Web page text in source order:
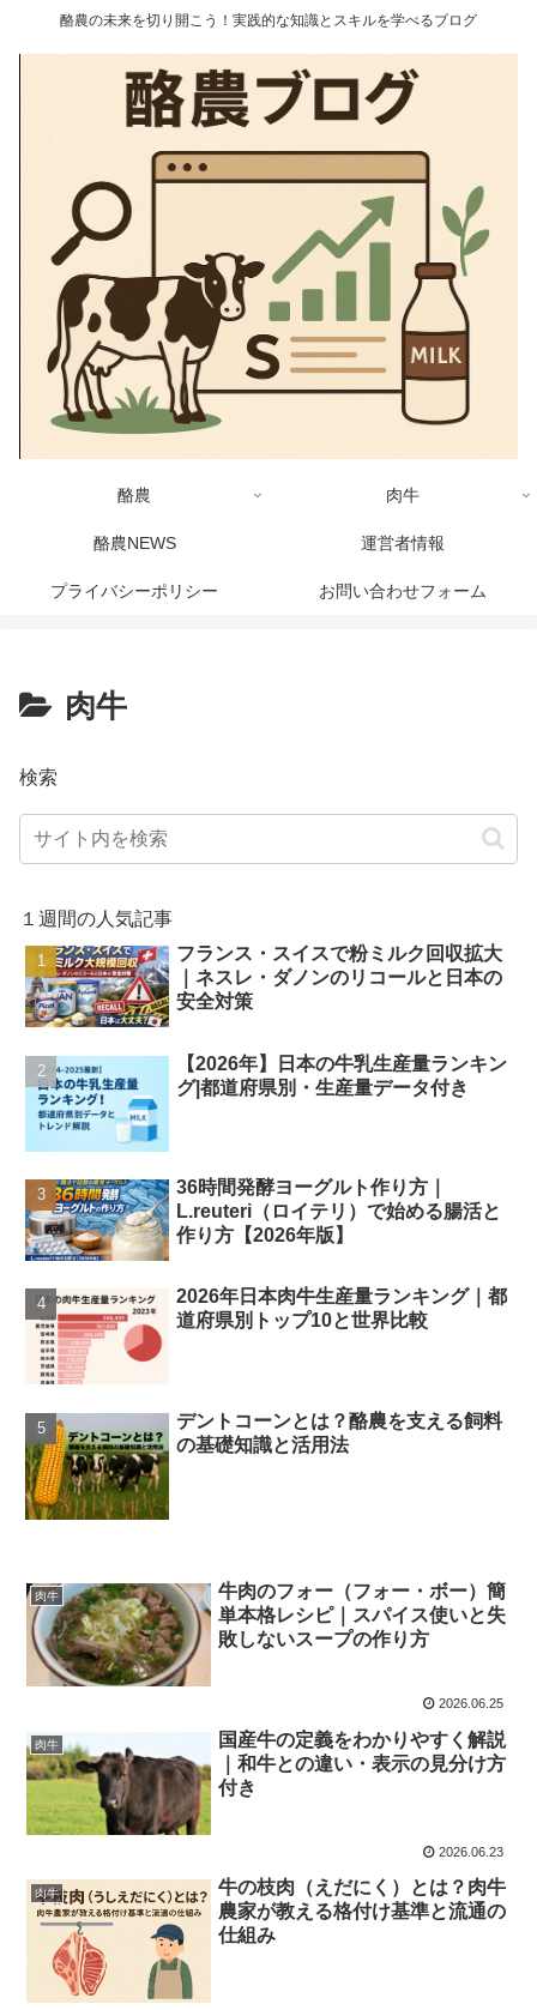
酪農の未来を切り開こう！実践的な知識とスキルを学べるブログ
酪農 肉牛
酪農NEWS 運営者情報
プライバシーポリシー お問い合わせフォーム
肉牛
検索
１週間の人気記事
フランス・スイスで粉ミルク回収拡大
｜ネスレ・ダノンのリコールと日本の
安全対策
【2026年】日本の牛乳生産量ランキン
グ|都道府県別・生産量データ付き
36時間発酵ヨーグルト作り方｜
L.reuteri（ロイテリ）で始める腸活と
作り方【2026年版】
2026年日本肉牛生産量ランキング｜都
道府県別トップ10と世界比較
デントコーンとは？酪農を支える飼料
の基礎知識と活用法
肉牛
牛肉のフォー（フォー・ボー）簡
単本格レシピ｜スパイス使いと失
敗しないスープの作り方
2026.06.25
肉牛
国産牛の定義をわかりやすく解説
｜和牛との違い・表示の見分け方
付き
2026.06.23
肉牛
牛の枝肉（えだにく）とは？肉牛
農家が教える格付け基準と流通の
仕組み